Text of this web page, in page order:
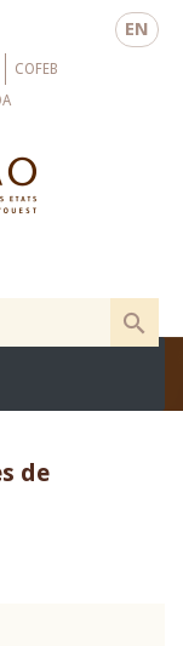
EN
COFEB
de